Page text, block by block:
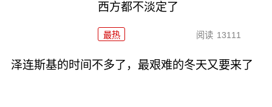
西方都不淡定了
最热 阅读 13111
泽连斯基的时间不多了，最艰难的冬天又要来了